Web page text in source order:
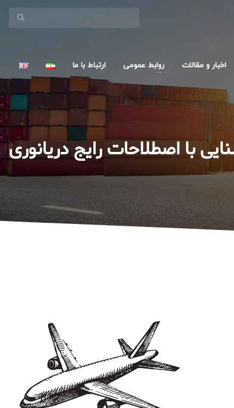
اخبار و مقالات روابط عمومی ارتباط با ما
با اصطلاحات رایج دریانوری